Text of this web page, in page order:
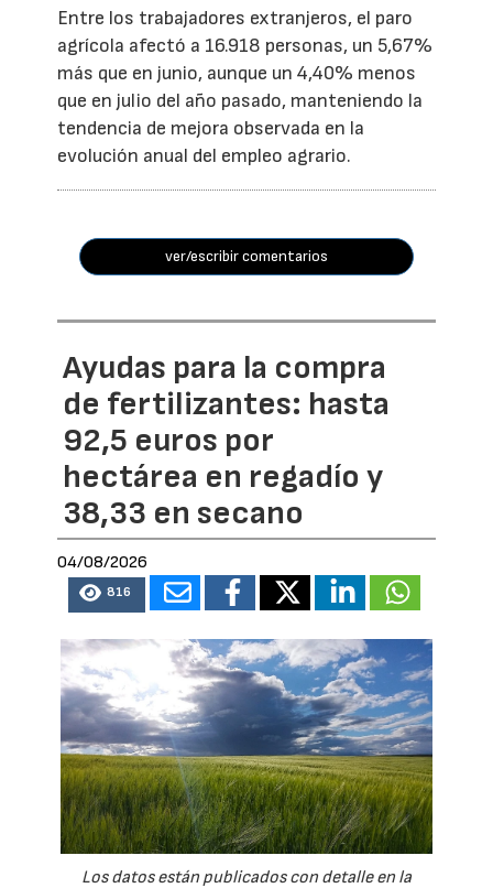
Entre los trabajadores extranjeros, el paro
agrícola afectó a 16.918 personas, un 5,67%
más que en junio, aunque un 4,40% menos
que en julio del año pasado, manteniendo la
tendencia de mejora observada en la
evolución anual del empleo agrario.
ver/escribir comentarios
Ayudas para la compra
de fertilizantes: hasta
92,5 euros por
hectárea en regadío y
38,33 en secano
04/08/2026
816
Los datos están publicados con detalle en la